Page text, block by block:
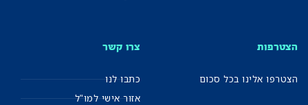
הצטרפות
הצטרפו אלינו בכל סכום
צרו קשר
כתבו לנו
אזור אישי למו"ל